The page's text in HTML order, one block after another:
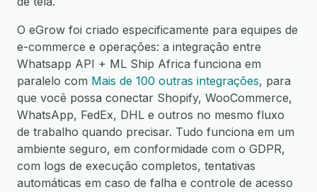
O eGrow foi criado especificamente para equipes de
e-commerce e operações: a integração entre
Whatsapp API + ML Ship Africa funciona em
paralelo com Mais de 100 outras integrações, para
que você possa conectar Shopify, WooCommerce,
WhatsApp, FedEx, DHL e outros no mesmo fluxo
de trabalho quando precisar. Tudo funciona em um
ambiente seguro, em conformidade com o GDPR,
com logs de execução completos, tentativas
automáticas em caso de falha e controle de acesso